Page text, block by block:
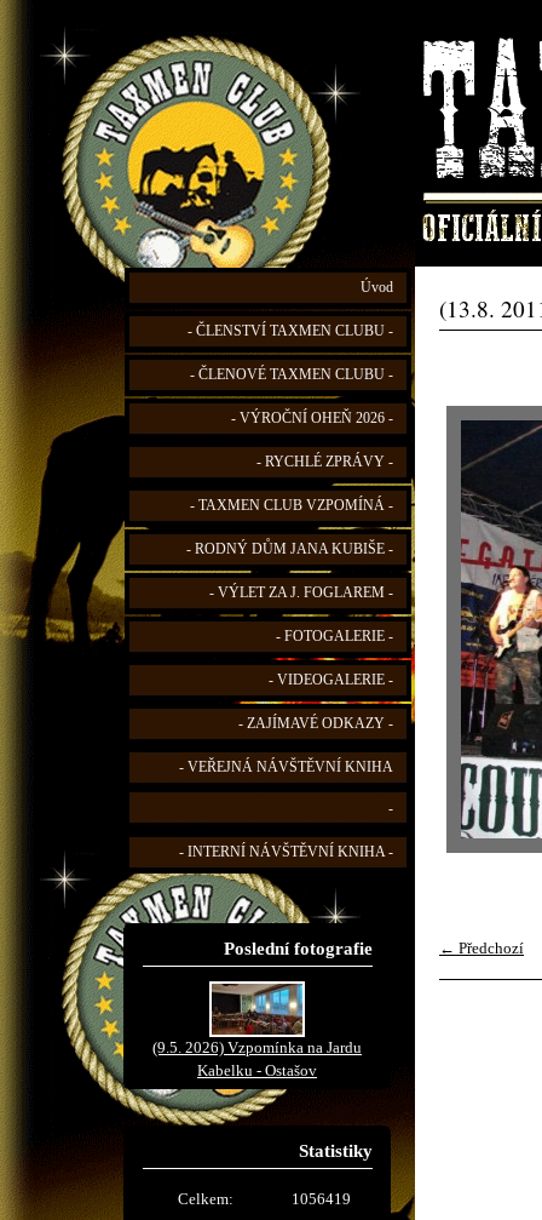
Úvod
- ČLENSTVÍ TAXMEN CLUBU -
- ČLENOVÉ TAXMEN CLUBU -
- VÝROČNÍ OHEŇ 2026 -
- RYCHLÉ ZPRÁVY -
- TAXMEN CLUB VZPOMÍNÁ -
- RODNÝ DŮM JANA KUBIŠE -
- VÝLET ZA J. FOGLAREM -
- FOTOGALERIE -
- VIDEOGALERIE -
- ZAJÍMAVÉ ODKAZY -
- VEŘEJNÁ NÁVŠTĚVNÍ KNIHA
-
- INTERNÍ NÁVŠTĚVNÍ KNIHA -
Poslední fotografie
(9.5. 2026) Vzpomínka na Jardu
Kabelku - Ostašov
Statistiky
Celkem:
1056419
(13.8.
← Předchozí